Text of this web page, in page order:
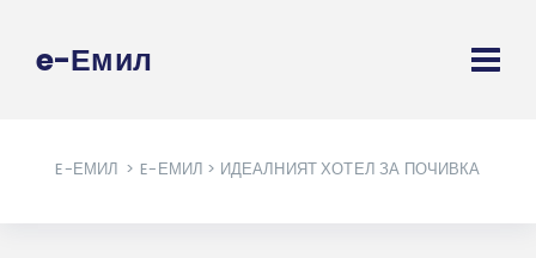
e-Емил
E-ЕМИЛ > E-ЕМИЛ > ИДЕАЛНИЯТ ХОТЕЛ ЗА ПОЧИВКА